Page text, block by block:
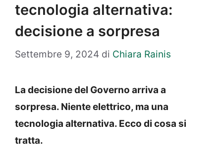
tecnologia alternativa:
decisione a sorpresa
Settembre 9, 2024 di Chiara Rainis
La decisione del Governo arriva a
sorpresa. Niente elettrico, ma una
tecnologia alternativa. Ecco di cosa si
tratta.